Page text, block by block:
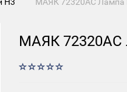
МАЯК 72320AC